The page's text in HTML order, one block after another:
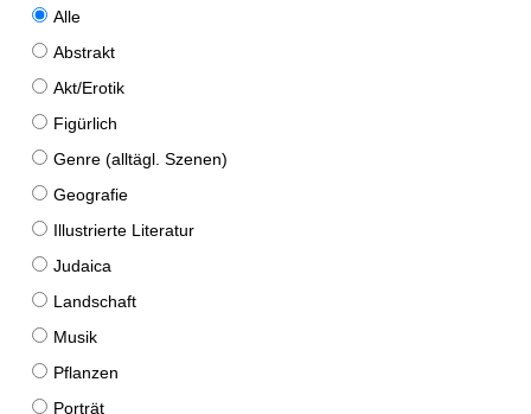
Alle
Abstrakt
Akt/Erotik
Figürlich
Genre (alltägl. Szenen)
Geografie
Illustrierte Literatur
Judaica
Landschaft
Musik
Pflanzen
Porträt